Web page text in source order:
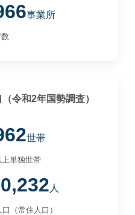
事業所
令和2年国勢調査）
世帯
上単独世帯
人
（常住人口）